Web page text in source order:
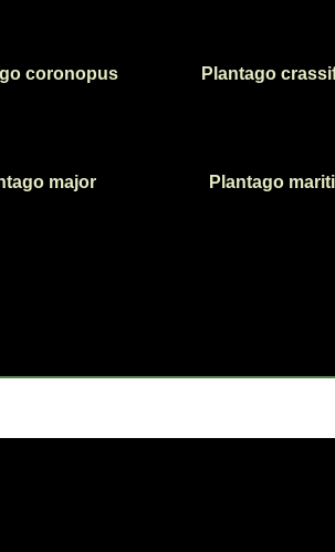
coronopus Plantago
major Plantago